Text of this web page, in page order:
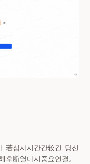
若심사시간간较긴, 당신
후断열다시중요연결。